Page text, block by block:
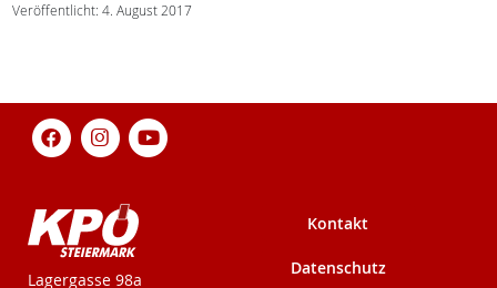
Veröffentlicht: 4. August 2017
KPÖ-Steiermark
Lagergasse 98a
Kontakt
Datenschutz